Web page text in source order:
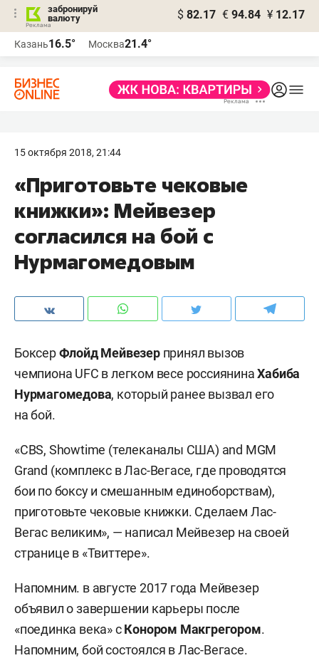
забронируй
валюту
$ 82.17 € 94.84 ¥ 12.17
Казань16.5° Москва21.4°
15 октября 2018, 21:44
«Приготовьте чековые
книжки»: Мейвезер
согласился на бой с
Нурмагомедовым
БоксерФлойд Мейвезер принял вызов
чемпиона UFC в легком весе россиянинаХабиба
Нурмагомедова, который ранее вызвал его
на бой.
«CBS, Showtime (телеканалы США) and MGM
Grand (комплекс в Лас-Вегасе, где проводятся
бои по боксу и смешанным единоборствам),
приготовьте чековые книжки. Сделаем Лас-
Вегас великим», — написал Мейвезер на своей
странице в «Твиттере».
Напомним. в августе 2017 года Мейвезер
объявил о завершении карьеры после
«поединка века» сКонором Макгрегором.
Напомним, бойсостоялся в Лас-Вегасе.